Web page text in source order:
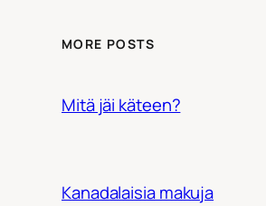
MORE POSTS
Mitä jäi käteen?
Kanadalaisia makuja